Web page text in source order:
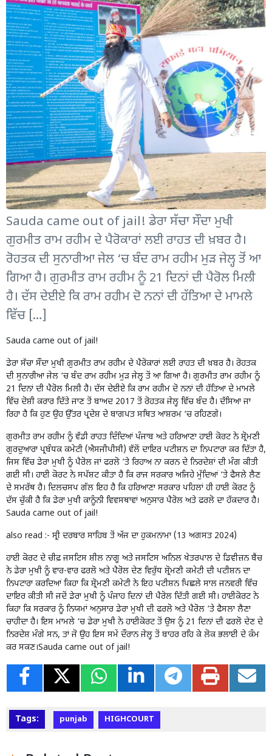
Sauda came out of jail! ਡੇਰਾ ਸੱਚਾ ਸੌਦਾ ਮੁਖੀ
ਗੁਰਮੀਤ ਰਾਮ ਰਹੀਮ ਦੇ ਪੈਰੋਕਾਰਾਂ ਲਈ ਰਾਹਤ ਦੀ ਖ਼ਬਰ ਹੈ।
ਰੋਹਤਕ ਦੀ ਸੁਨਾਰੀਆ ਜੇਲ ‘ਚ ਬੰਦ ਰਾਮ ਰਹੀਮ ਮੁੜ ਜੇਲ੍ਹ ਤੋਂ ਆ
ਗਿਆ ਹੈ। ਗੁਰਮੀਤ ਰਾਮ ਰਹੀਮ ਨੂੰ 21 ਦਿਨਾਂ ਦੀ ਪੈਰੋਲ ਮਿਲੀ
ਹੈ। ਦੱਸ ਦੇਈਏ ਕਿ ਰਾਮ ਰਹੀਮ ਦੋ ਨਨਾਂ ਦੀ ਹੱਤਿਆ ਦੇ ਮਾਮਲੇ
ਵਿੱਚ […]
Sauda came out of jail!
ਡੇਰਾ ਸੱਚਾ ਸੌਦਾ ਮੁਖੀ ਗੁਰਮੀਤ ਰਾਮ ਰਹੀਮ ਦੇ ਪੈਰੋਕਾਰਾਂ ਲਈ ਰਾਹਤ ਦੀ ਖ਼ਬਰ ਹੈ। ਰੋਹਤਕ
ਦੀ ਸੁਨਾਰੀਆ ਜੇਲ ‘ਚ ਬੰਦ ਰਾਮ ਰਹੀਮ ਮੁੜ ਜੇਲ੍ਹ ਤੋਂ ਆ ਗਿਆ ਹੈ। ਗੁਰਮੀਤ ਰਾਮ ਰਹੀਮ ਨੂੰ
21 ਦਿਨਾਂ ਦੀ ਪੈਰੋਲ ਮਿਲੀ ਹੈ। ਦੱਸ ਦੇਈਏ ਕਿ ਰਾਮ ਰਹੀਮ ਦੋ ਨਨਾਂ ਦੀ ਹੱਤਿਆ ਦੇ ਮਾਮਲੇ
ਵਿੱਚ ਦੋਸ਼ੀ ਕਰਾਰ ਦਿੱਤੇ ਜਾਣ ਤੋਂ ਬਾਅਦ 2017 ਤੋਂ ਰੋਹਤਕ ਜੇਲ੍ਹ ਵਿੱਚ ਬੰਦ ਹੈ। ਦੱਸਿਆ ਜਾ
ਰਿਹਾ ਹੈ ਕਿ ਹੁਣ ਉਹ ਉੱਤਰ ਪ੍ਰਦੇਸ਼ ਦੇ ਬਾਗਪਤ ਸਥਿਤ ਆਸ਼ਰਮ ‘ਚ ਰਹਿਣਗੇ।
ਗੁਰਮੀਤ ਰਾਮ ਰਹੀਮ ਨੂੰ ਵੱਡੀ ਰਾਹਤ ਦਿੰਦਿਆਂ ਪੰਜਾਬ ਅਤੇ ਹਰਿਆਣਾ ਹਾਈ ਕੋਰਟ ਨੇ ਸ਼੍ਰੋਮਣੀ
ਗੁਰਦੁਆਰਾ ਪ੍ਰਬੰਧਕ ਕਮੇਟੀ (ਐਸਜੀਪੀਸੀ) ਵੱਲੋਂ ਦਾਇਰ ਪਟੀਸ਼ਨ ਦਾ ਨਿਪਟਾਰਾ ਕਰ ਦਿੱਤਾ ਹੈ,
ਜਿਸ ਵਿੱਚ ਡੇਰਾ ਮੁਖੀ ਨੂੰ ਪੈਰੋਲ ਜਾਂ ਫਰਲੋ ’ਤੇ ਰਿਹਾਅ ਨਾ ਕਰਨ ਦੇ ਨਿਰਦੇਸ਼ਾਂ ਦੀ ਮੰਗ ਕੀਤੀ
ਗਈ ਸੀ। ਹਾਈ ਕੋਰਟ ਨੇ ਸਪੱਸ਼ਟ ਕੀਤਾ ਹੈ ਕਿ ਰਾਜ ਸਰਕਾਰ ਅਜਿਹੇ ਮੁੱਦਿਆਂ ‘ਤੇ ਫੈਸਲੇ ਲੈਣ
ਦੇ ਸਮਰੱਥ ਹੈ। ਦਿਲਚਸਪ ਗੱਲ ਇਹ ਹੈ ਕਿ ਹਰਿਆਣਾ ਸਰਕਾਰ ਪਹਿਲਾਂ ਹੀ ਹਾਈ ਕੋਰਟ ਨੂੰ
ਦੱਸ ਚੁੱਕੀ ਹੈ ਕਿ ਡੇਰਾ ਮੁਖੀ ਕਾਨੂੰਨੀ ਵਿਵਸਥਾਵਾਂ ਅਨੁਸਾਰ ਪੈਰੋਲ ਅਤੇ ਫਰਲੋ ਦਾ ਹੱਕਦਾਰ ਹੈ।
Sauda came out of jail!
also read :- ਸ੍ਰੀ ਦਰਬਾਰ ਸਾਹਿਬ ਤੋਂ ਅੱਜ ਦਾ ਹੁਕਮਨਾਮਾ (13 ਅਗਸਤ 2024)
ਹਾਈ ਕੋਰਟ ਦੇ ਚੀਫ਼ ਜਸਟਿਸ ਸ਼ੀਲ ਨਾਗੂ ਅਤੇ ਜਸਟਿਸ ਅਨਿਲ ਖੇਤਰਪਾਲ ਦੇ ਡਿਵੀਜ਼ਨ ਬੈਂਚ
ਨੇ ਡੇਰਾ ਮੁਖੀ ਨੂੰ ਵਾਰ-ਵਾਰ ਫਰਲੋ ਅਤੇ ਪੈਰੋਲ ਦੇਣ ਵਿਰੁੱਧ ਸ਼੍ਰੋਮਣੀ ਕਮੇਟੀ ਦੀ ਪਟੀਸ਼ਨ ਦਾ
ਨਿਪਟਾਰਾ ਕਰਦਿਆਂ ਕਿਹਾ ਕਿ ਸ਼੍ਰੋਮਣੀ ਕਮੇਟੀ ਨੇ ਇਹ ਪਟੀਸ਼ਨ ਪਿਛਲੇ ਸਾਲ ਜਨਵਰੀ ਵਿੱਚ
ਦਾਇਰ ਕੀਤੀ ਸੀ ਜਦੋਂ ਡੇਰਾ ਮੁਖੀ ਨੂੰ ਪੰਜਾਹ ਦਿਨਾਂ ਦੀ ਪੈਰੋਲ ਦਿੱਤੀ ਗਈ ਸੀ। ਹਾਈਕੋਰਟ ਨੇ
ਕਿਹਾ ਕਿ ਸਰਕਾਰ ਨੂੰ ਨਿਯਮਾਂ ਅਨੁਸਾਰ ਡੇਰਾ ਮੁਖੀ ਦੀ ਫਰਲੋ ਅਤੇ ਪੈਰੋਲ ‘ਤੇ ਫੈਸਲਾ ਲੈਣਾ
ਚਾਹੀਦਾ ਹੈ। ਇਸ ਮਾਮਲੇ ‘ਚ ਡੇਰਾ ਮੁਖੀ ਨੇ ਹਾਈਕੋਰਟ ਤੋਂ ਉਸ ਨੂੰ 21 ਦਿਨਾਂ ਦੀ ਫਰਲੋ ਦੇਣ ਦੇ
ਨਿਰਦੇਸ਼ ਮੰਗੇ ਸਨ, ਤਾਂ ਜੋ ਉਹ ਇਸ ਸਮੇਂ ਦੌਰਾਨ ਜੇਲ੍ਹ ਤੋਂ ਬਾਹਰ ਰਹਿ ਕੇ ਲੋਕ ਭਲਾਈ ਦੇ ਕੰਮ
ਕਰ ਸਕਣ।Sauda came out of jail!
Tags: punjab HIGHCOURT